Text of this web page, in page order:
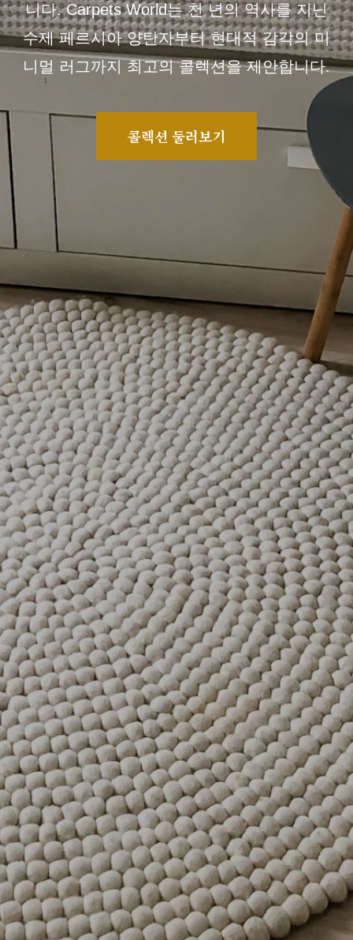
니다. Carpets World는 천 년의 역사를 지닌
수제 페르시아 양탄자부터 현대적 감각의 미
니멀 러그까지 최고의 콜렉션을 제안합니다.
콜렉션 둘러보기